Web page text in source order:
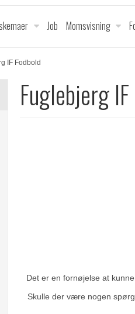
Job Momsvisning
IF Fodbold
Fuglebjerg
Det er en fornøjelse at
Skulle der være nogen